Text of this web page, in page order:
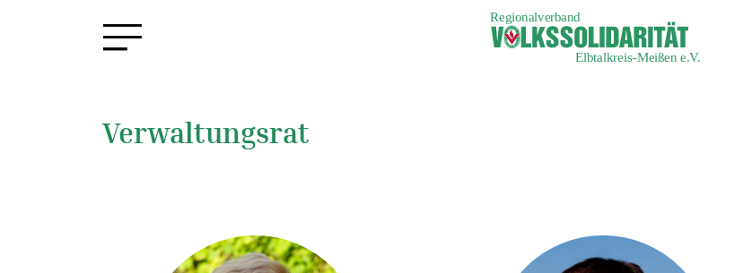
Verwaltungsrat